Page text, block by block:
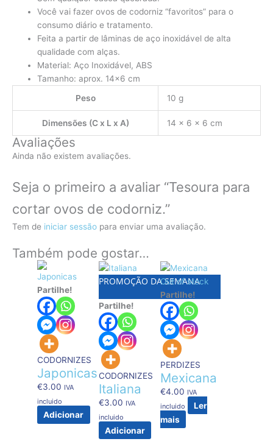
Você vai fazer ovos de codorniz “favoritos” para o
consumo diário e tratamento.
Feita a partir de lâminas de aço inoxidável de alta
qualidade com alças.
Material: Aço Inoxidável, ABS
Tamanho: aprox. 14×6 cm
Peso
10 g
Dimensões (C x L x A) 14 × 6 × 6 cm
Avaliações
Ainda não existem avaliações.
Seja o primeiro a avaliar “Tesoura para
cortar ovos de codorniz.”
Tem de iniciar sessão para enviar uma avaliação.
Também pode gostar…
Partilhe!
CODORNIZES
Japonicas
€3.00 IVA
incluido
Adicionar
PROMOÇÃO DA SEMANA
Partilhe!
CODORNIZES
Italiana
€3.00 IVA
incluido
Adicionar
Out of stock
Partilhe!
PERDIZES
Mexicana
€4.00 IVA
incluido
Ler
mais